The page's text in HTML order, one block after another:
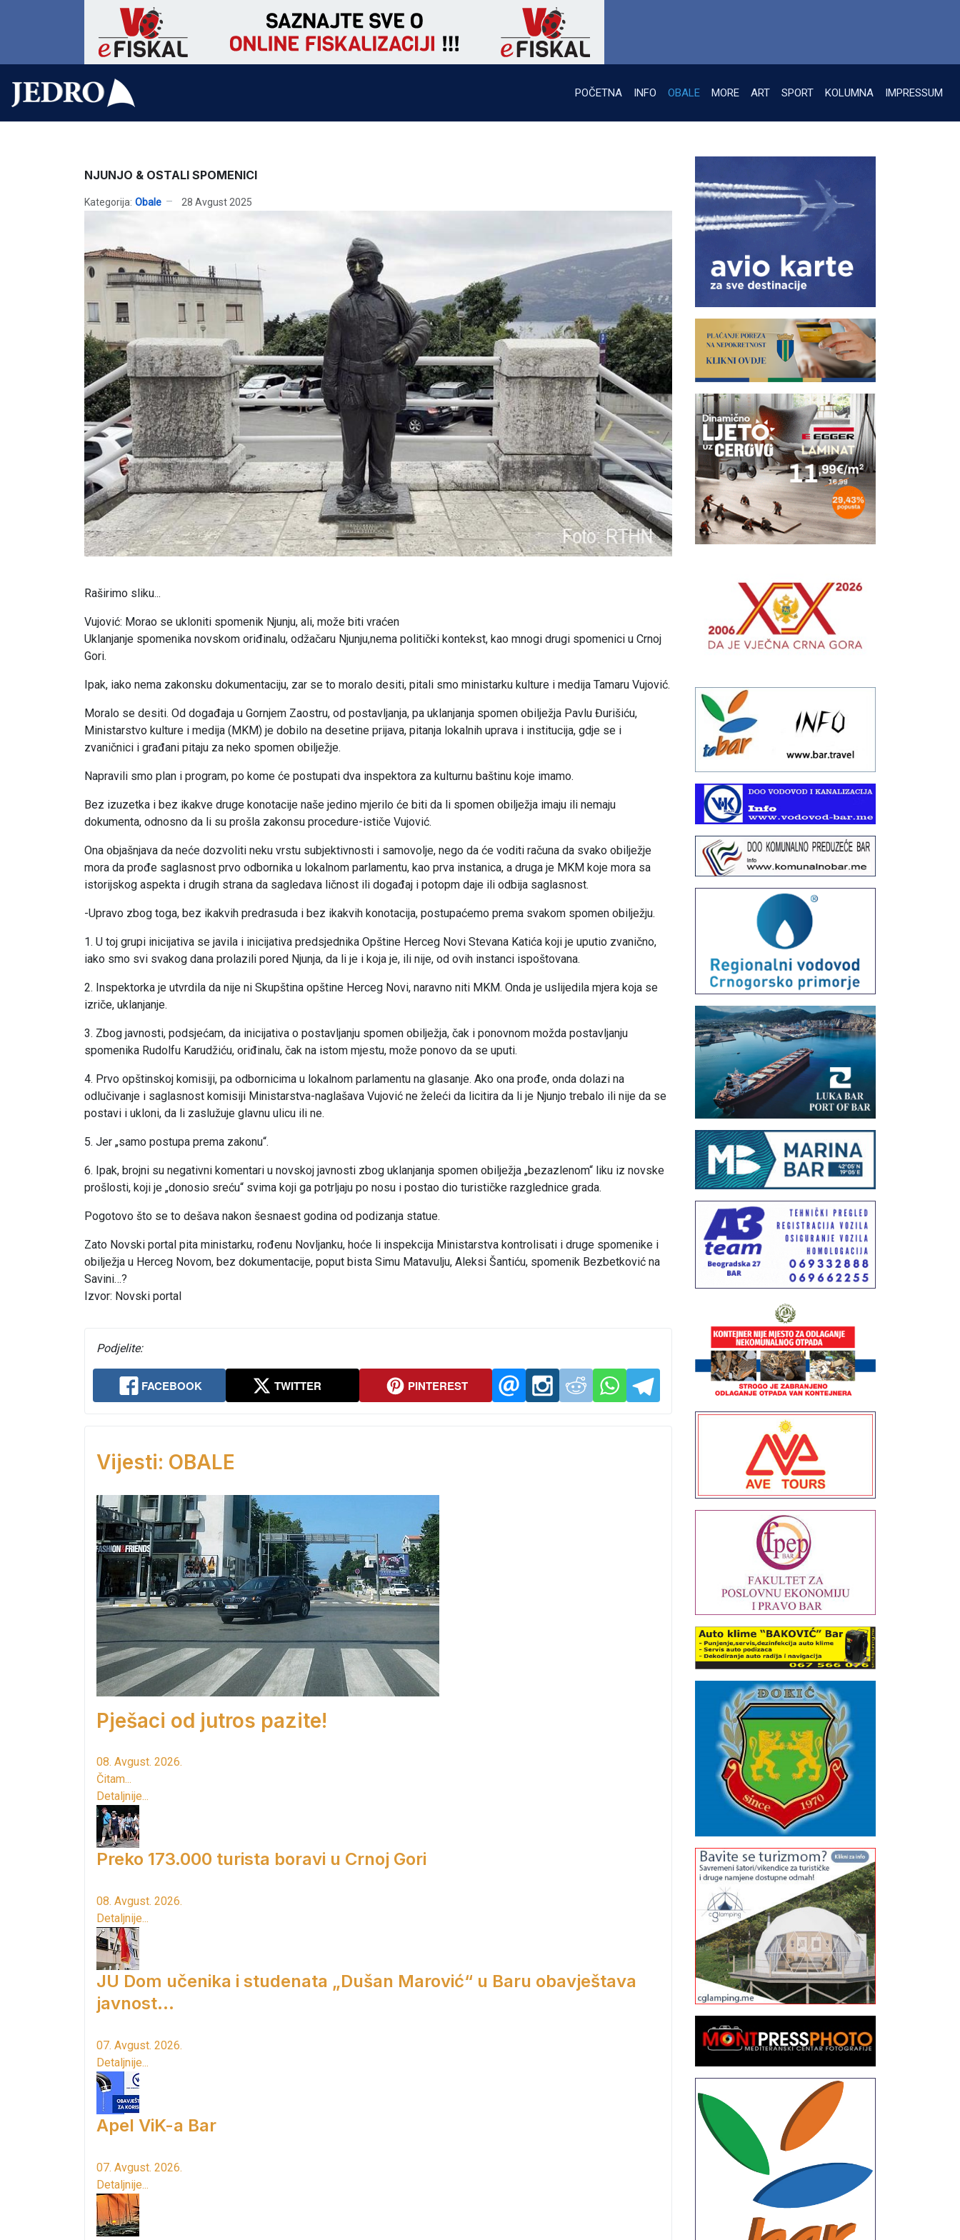
POČETNA INFO OBALE MORE ART SPORT KOLUMNA IMPRESSUM
NJUNJO & OSTALI SPOMENICI
Kategorija: Obale 28 Avgust 2025
Raširimo sliku...
Vujović: Morao se ukloniti spomenik Njunju, ali, može biti vraćen
Uklanjanje spomenika novskom oriđinalu, odžačaru Njunju,nema politički kontekst, kao mnogi drugi spomenici u Crnoj
Gori.
Ipak, iako nema zakonsku dokumentaciju, zar se to moralo desiti, pitali smo ministarku kulture i medija Tamaru Vujović.
Moralo se desiti. Od događaja u Gornjem Zaostru, od postavljanja, pa uklanjanja spomen obilježja Pavlu Đurišiću,
Ministarstvo kulture i medija (MKM) je dobilo na desetine prijava, pitanja lokalnih uprava i institucija, gdje se i
zvaničnici i građani pitaju za neko spomen obilježje.
Napravili smo plan i program, po kome će postupati dva inspektora za kulturnu baštinu koje imamo.
Bez izuzetka i bez ikakve druge konotacije naše jedino mjerilo će biti da li spomen obilježja imaju ili nemaju
dokumenta, odnosno da li su prošla zakonsu procedure-ističe Vujović.
Ona objašnjava da neće dozvoliti neku vrstu subjektivnosti i samovolje, nego da će voditi računa da svako obilježje
mora da prođe saglasnost prvo odbornika u lokalnom parlamentu, kao prva instanica, a druga je MKM koje mora sa
istorijskog aspekta i drugih strana da sagledava ličnost ili događaj i potopm daje ili odbija saglasnost.
-Upravo zbog toga, bez ikakvih predrasuda i bez ikakvih konotacija, postupaćemo prema svakom spomen obilježju.
1. U toj grupi inicijativa se javila i inicijativa predsjednika Opštine Herceg Novi Stevana Katića koji je uputio zvanično,
iako smo svi svakog dana prolazili pored Njunja, da li je i koja je, ili nije, od ovih instanci ispoštovana.
2. Inspektorka je utvrdila da nije ni Skupština opštine Herceg Novi, naravno niti MKM. Onda je uslijedila mjera koja se
izriče, uklanjanje.
3. Zbog javnosti, podsjećam, da inicijativa o postavljanju spomen obilježja, čak i ponovnom možda postavljanju
spomenika Rudolfu Karudžiću, oriđinalu, čak na istom mjestu, može ponovo da se uputi.
4. Prvo opštinskoj komisiji, pa odbornicima u lokalnom parlamentu na glasanje. Ako ona prođe, onda dolazi na
odlučivanje i saglasnost komisiji Ministarstva-naglašava Vujović ne želeći da licitira da li je Njunjo trebalo ili nije da se
postavi i ukloni, da li zaslužuje glavnu ulicu ili ne.
5. Jer „samo postupa prema zakonu“.
6. Ipak, brojni su negativni komentari u novskoj javnosti zbog uklanjanja spomen obilježja „bezazlenom“ liku iz novske
prošlosti, koji je „donosio sreću“ svima koji ga potrljaju po nosu i postao dio turističke razglednice grada.
Pogotovo što se to dešava nakon šesnaest godina od podizanja statue.
Zato Novski portal pita ministarku, rođenu Novljanku, hoće li inspekcija Ministarstva kontrolisati i druge spomenike i
obilježja u Herceg Novom, bez dokumentacije, poput bista Simu Matavulju, Aleksi Šantiću, spomenik Bezbetković na
Savini…?
Izvor: Novski portal
Podjelite:
FACEBOOK TWITTER PINTEREST
Vijesti: OBALE
Pješaci od jutros pazite!
08. Avgust. 2026.
Čitam...
Detaljnije...
Preko 173.000 turista boravi u Crnoj Gori
08. Avgust. 2026.
Detaljnije...
JU Dom učenika i studenata „Dušan Marović“ u Baru obavještava
javnost...
07. Avgust. 2026.
Detaljnije...
Apel ViK-a Bar
07. Avgust. 2026.
Detaljnije...